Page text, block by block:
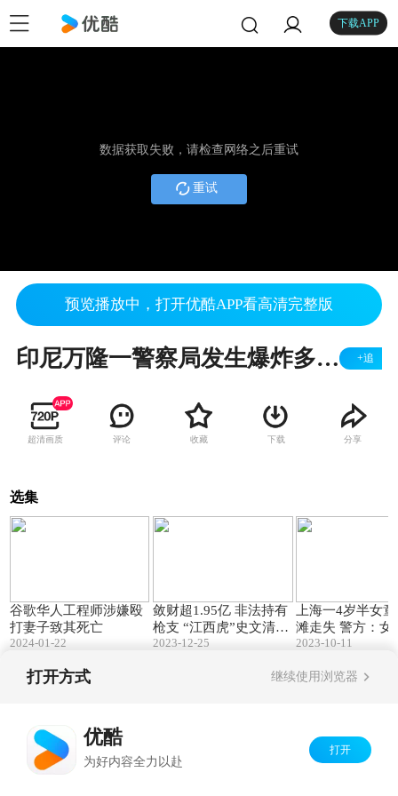
下载APP
数据获取失败，请检查网络之后重试
重试
预览播放中，打开优酷APP看高清完整版
印尼万隆一警察局发生爆炸多人受伤 警方：嫌疑人来自当地极端组织 +追
超清画质 评论 收藏 下载 分享
选集
谷歌华人工程师涉嫌殴
打妻子致其死亡
2024-01-22
敛财超1.95亿 非法持有
枪支 “江西虎”史文清一
审被判死缓 中纪委此前
2023-12-25
上海一4岁半女
滩走失 警方：女
在水边摔倒后消
2023-10-11
打开方式 继续使用浏览器
优酷
为好内容全力以赴
打开